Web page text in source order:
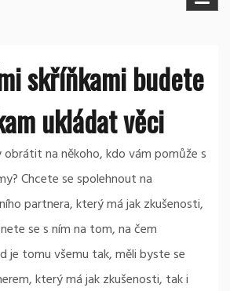
skříňkami budete
ukládat věci
na někoho, kdo vám pomůže s
Chcete se spolehnout na
partnera, který má jak zkušenosti,
se s ním na tom, na čem
je tomu všemu tak, měli byste se
který má jak zkušenosti, tak i